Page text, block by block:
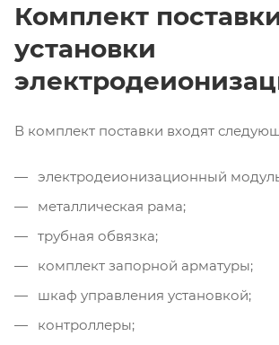
Комплект
установки
В комплект поставки входят
электродеионизационный
металлическая рама;
трубная обвязка;
комплект запорной арматуры;
шкаф управления установкой;
контроллеры;